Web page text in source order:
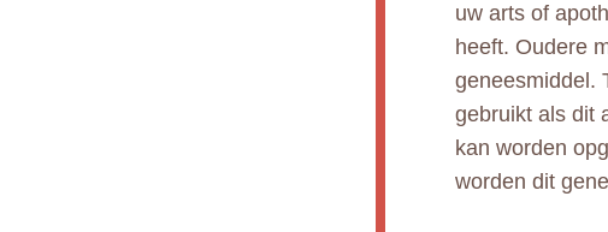
uw arts of
heeft. Oudere
geneesmiddel.
gebruikt als dit
kan worden
worden dit